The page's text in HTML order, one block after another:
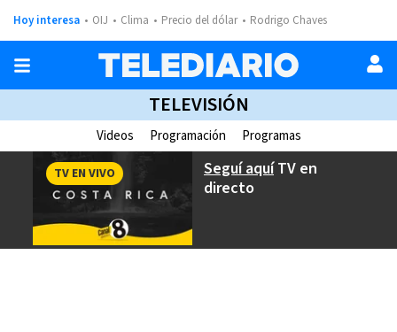
Hoy interesa OIJ Clima Precio del dólar Rodrigo Chaves
TELEVISIÓN
Videos Programación Programas
Seguí aquíTV en
directo
TV EN VIVO